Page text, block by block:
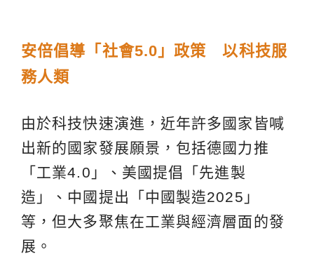
安倍倡導「社會5.0」政策 以科技服
務人類
由於科技快速演進，近年許多國家皆喊
出新的國家發展願景，包括德國力推
「工業4.0」、美國提倡「先進製
造」、中國提出「中國製造2025」
等，但大多聚焦在工業與經濟層面的發
展。